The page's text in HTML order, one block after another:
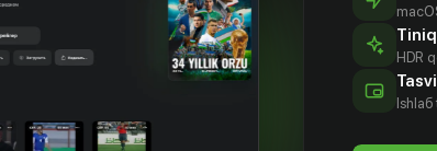
Илаида
Дамла
Сонмез
Сонант
HDR
Ishlаб